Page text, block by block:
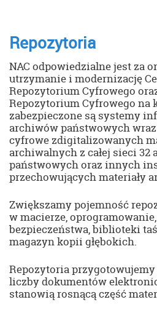
Repozytoria
NAC odpowiedzialne jest za
utrzymanie i modernizację
Repozytorium Cyfrowego
Repozytorium Cyfrowego na
zabezpieczone są systemy
archiwów państwowych
cyfrowe zdigitalizowanych
archiwalnych z całej sieci 32
państwowych oraz innych
przechowujących materiały
Zwiększamy pojemność
w macierze,
bezpieczeństwa, biblioteki
magazyn kopii głębokich.
Repozytoria
liczby dokumentów
stanowią rosnącą część